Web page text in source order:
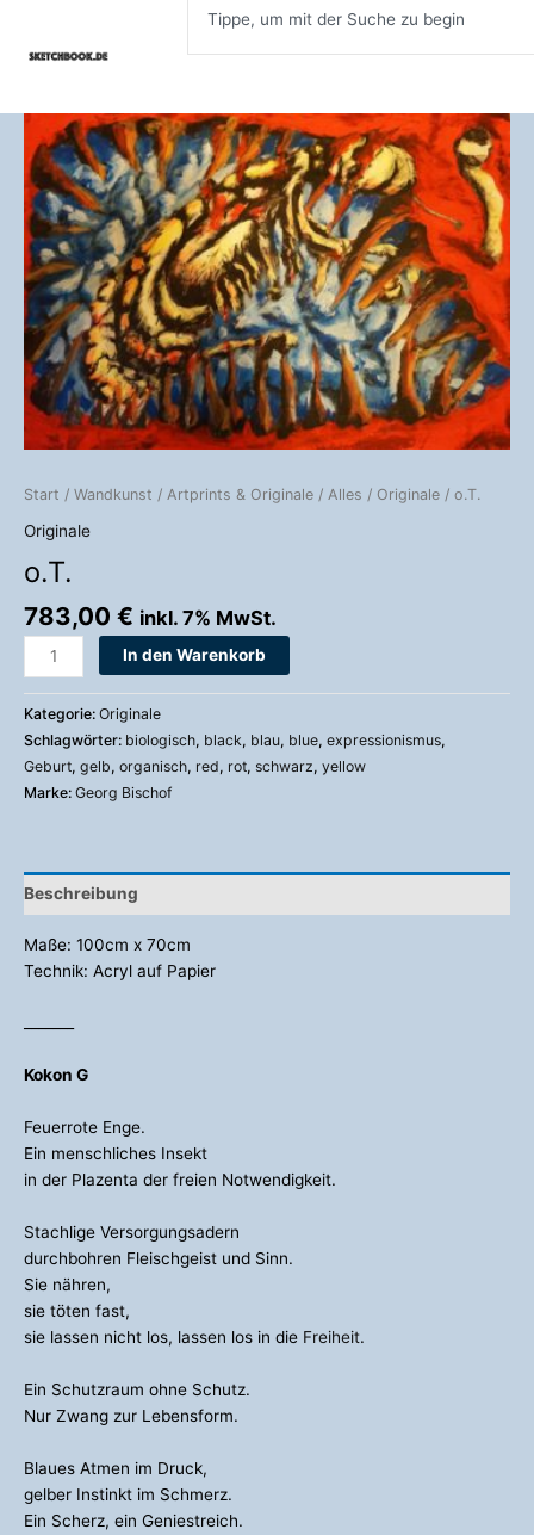
springen
Start / Wandkunst / Artprints & Originale / Alles / Originale / o.T.
Originale
o.T.
783,00 € inkl. 7% MwSt.
Menge
In den Warenkorb
Kategorie: Originale
Schlagwörter: biologisch, black, blau, blue, expressionismus,
Geburt, gelb, organisch, red, rot, schwarz, yellow
Marke: Georg Bischof
Beschreibung
Maße: 100cm x 70cm
Technik: Acryl auf Papier
Kokon G
Feuerrote Enge.
Ein menschliches Insekt
in der Plazenta der freien Notwendigkeit.
Stachlige Versorgungsadern
durchbohren Fleischgeist und Sinn.
Sie nähren,
sie töten fast,
sie lassen nicht los, lassen los in die Freiheit.
Ein Schutzraum ohne Schutz.
Nur Zwang zur Lebensform.
Blaues Atmen im Druck,
gelber Instinkt im Schmerz.
Ein Scherz, ein Geniestreich.